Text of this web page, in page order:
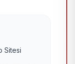
Sitesi